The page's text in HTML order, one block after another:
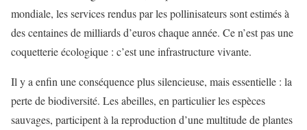
mondiale, les services rendus par les pollinisateurs sont estimés à
des centaines de milliards d’euros chaque année. Ce n’est pas une
coquetterie écologique : c’est une infrastructure vivante.
Il y a enfin une conséquence plus silencieuse, mais essentielle : la
perte de biodiversité. Les abeilles, en particulier les espèces
sauvages, participent à la reproduction d’une multitude de plantes